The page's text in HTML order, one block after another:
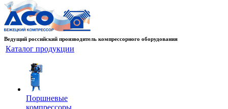
Ведущий российский производитель компрессорного оборудования
Каталог продукции
Поршневые
компрессоры